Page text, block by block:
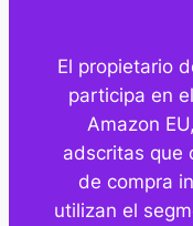
El propietario
participa en
Amazon
adscritas que
de compra
utilizan el